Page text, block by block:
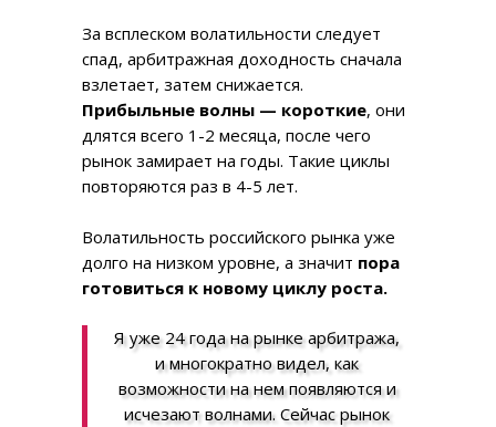
За всплеском волатильности следует
спад, арбитражная доходность сначала
взлетает, затем снижается.
Прибыльные волны — короткие, они
длятся всего 1-2 месяца, после чего
рынок замирает на годы. Такие циклы
повторяются раз в 4-5 лет.
Волатильность российского рынка уже
долго на низком уровне, а значит пора
готовиться к новому циклу роста.
Я уже 24 года на рынке арбитража,
и многократно видел, как
возможности на нем появляются и
исчезают волнами. Сейчас рынок